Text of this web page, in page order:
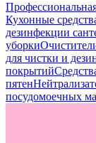
Кухонные
дезинфекции
уборки
для чистки и
покрытий
пятен
посудомоечных